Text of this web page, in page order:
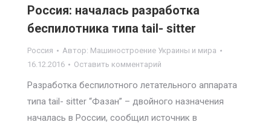
Россия: началась разработка
беспилотника типа tail- sitter
Россия Автор: Машиностроение Украины и мира
16.12.2016
Оставить комментарий
Разработка беспилотного летательного аппарата
типа tail- sitter “Фазан” – двойного назначения
началась в России, сообщил источник в